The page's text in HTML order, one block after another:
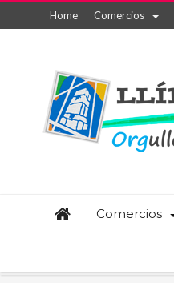
Home Comercios
Comercios